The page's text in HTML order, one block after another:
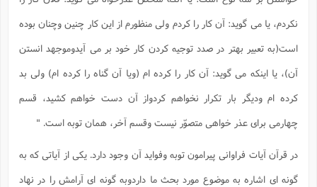
نکردم، یا می گوید: آن کار را کردم ولی منظورم از این کار چنین وچنان بوده
است(به تعبیر بهتر در صدد توجیه کردن کار خود بر می آیدوموجهد انستن
آن)، یا اینکه می گوید: آن کار را کرده ام (ویا آن گناه را کرده ام) ولی بد
کرده ام ودیگر بار تکرار نخواهم کردواز آن دست خواهم کشید، قسم
چهارمی برای عذر خواهی متصوّر نیست وقسم آخر، همان توبه است. "
در قرآن آیات فراوانی پیرامون توبه وفواید آن وجود دارد. یکی از آیاتی که به
گونه ای اشاره به موضوع مورد بحث ما داردوبه گونه ای آرامش را در نهاد